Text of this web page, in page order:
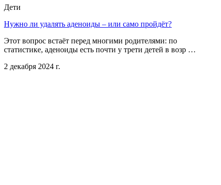
Дети
Нужно ли удалять аденоиды – или само пройдёт?
Этот вопрос встаёт перед многими родителями: по
статистике, аденоиды есть почти у трети детей в возр …
2 декабря 2024 г.